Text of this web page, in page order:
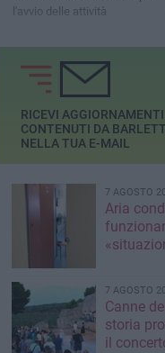
l'avvio delle attività
RICEVI AGGIORNAMENTI
CONTENUTI DA
NELLA TUA E-MAIL
7 AGOSTO
Aria
7 AGOSTO
Canne
storia
il